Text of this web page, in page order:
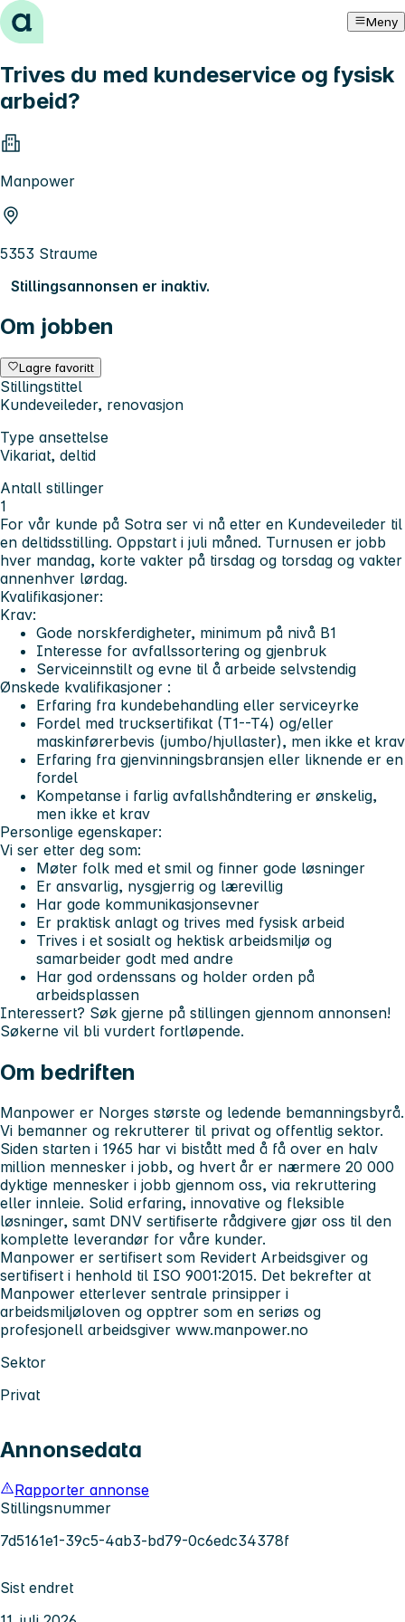
Hopp til innhold Meny
Trives du med kundeservice og fysisk
arbeid?
Manpower
5353 Straume
Stillingsannonsen er inaktiv.
Om jobben
Lagre favoritt
Stillingstittel
Kundeveileder, renovasjon
Type ansettelse
Vikariat, deltid
Antall stillinger
1
For vår kunde på Sotra ser vi nå etter en Kundeveileder til
en deltidsstilling. Oppstart i juli måned. Turnusen er jobb
hver mandag, korte vakter på tirsdag og torsdag og vakter
annenhver lørdag.
Kvalifikasjoner:
Krav:
Gode norskferdigheter, minimum på nivå B1
Interesse for avfallssortering og gjenbruk
Serviceinnstilt og evne til å arbeide selvstendig
Ønskede kvalifikasjoner :
Erfaring fra kundebehandling eller serviceyrke
Fordel med trucksertifikat (T1--T4) og/eller
maskinførerbevis (jumbo/hjullaster), men ikke et krav
Erfaring fra gjenvinningsbransjen eller liknende er en
fordel
Kompetanse i farlig avfallshåndtering er ønskelig,
men ikke et krav
Personlige egenskaper:
Vi ser etter deg som:
Møter folk med et smil og finner gode løsninger
Er ansvarlig, nysgjerrig og lærevillig
Har gode kommunikasjonsevner
Er praktisk anlagt og trives med fysisk arbeid
Trives i et sosialt og hektisk arbeidsmiljø og
samarbeider godt med andre
Har god ordenssans og holder orden på
arbeidsplassen
Interessert? Søk gjerne på stillingen gjennom annonsen!
Søkerne vil bli vurdert fortløpende.
Om bedriften
Manpower er Norges største og ledende bemanningsbyrå.
Vi bemanner og rekrutterer til privat og offentlig sektor.
Siden starten i 1965 har vi bistått med å få over en halv
million mennesker i jobb, og hvert år er nærmere 20 000
dyktige mennesker i jobb gjennom oss, via rekruttering
eller innleie. Solid erfaring, innovative og fleksible
løsninger, samt DNV sertifiserte rådgivere gjør oss til den
komplette leverandør for våre kunder.
Manpower er sertifisert som Revidert Arbeidsgiver og
sertifisert i henhold til ISO 9001:2015. Det bekrefter at
Manpower etterlever sentrale prinsipper i
arbeidsmiljøloven og opptrer som en seriøs og
profesjonell arbeidsgiver www.manpower.no
Sektor
Privat
Annonsedata
Rapporter annonse
Stillingsnummer
7d5161e1-39c5-4ab3-bd79-0c6edc34378f
Sist endret